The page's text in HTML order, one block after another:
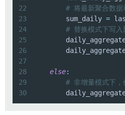
22
# 将最新聚合数据
23
        sum_daily
=
24
# 替换模式下写入
25
26
27
28
else:
29
# 非增量模式下，
30